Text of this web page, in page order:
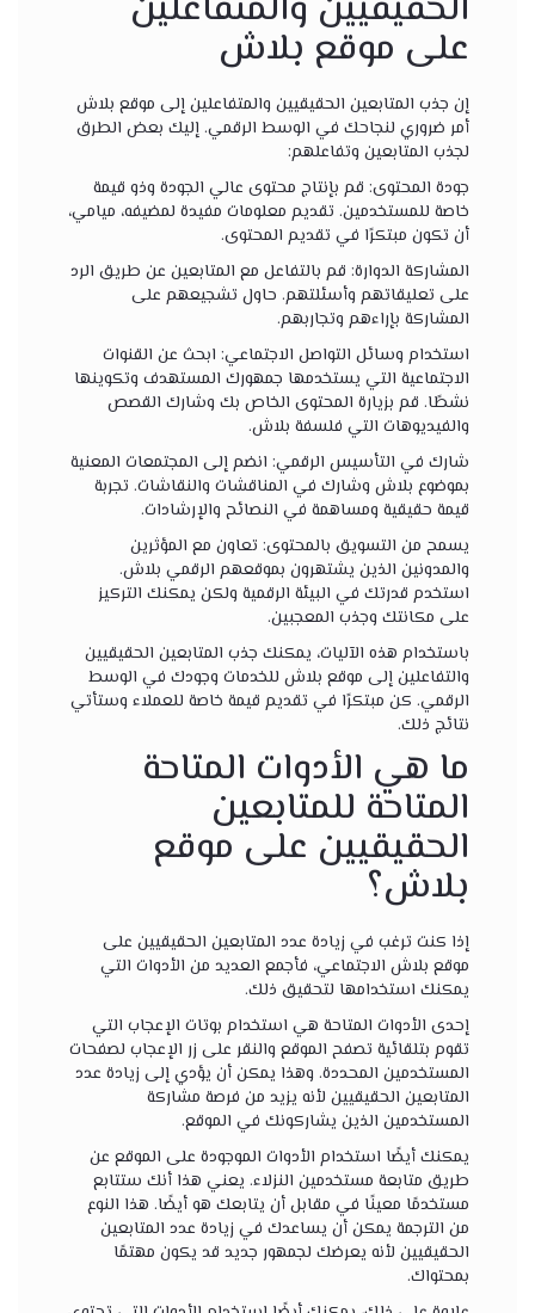
على موقع بلاش
إن جذب المتابعين الحقيقيين والمتفاعلين إلى موقع بلاش
أمر ضروري لنجاحك في الوسط الرقمي. إليك بعض الطرق
لجذب المتابعين وتفاعلهم:
جودة المحتوى: قم بإنتاج محتوى عالي الجودة وذو قيمة
خاصة للمستخدمين. تقديم معلومات مفيدة لمضيفه، ميامي،
أن تكون مبتكرًا في تقديم المحتوى.
المشاركة الدوارة: قم بالتفاعل مع المتابعين عن طريق الرد
على تعليقاتهم وأسئلتهم. حاول تشجيعهم على
المشاركة بإراءهم وتجاربهم.
استخدام وسائل التواصل الاجتماعي: ابحث عن القنوات
الاجتماعية التي يستخدمها جمهورك المستهدف وتكوينها
نشطًا. قم بزيارة المحتوى الخاص بك وشارك القصص
والفيديوهات التي فلسفة بلاش.
شارك في التأسيس الرقمي: انضم إلى المجتمعات المعنية
بموضوع بلاش وشارك في المناقشات والنقاشات. تجربة
قيمة حقيقية ومساهمة في النصائح والإرشادات.
يسمح من التسويق بالمحتوى: تعاون مع المؤثرين
والمدونين الذين يشتهرون بموقعهم الرقمي بلاش.
استخدم قدرتك في البيئة الرقمية ولكن يمكنك التركيز
على مكانتك وجذب المعجبين.
باستخدام هذه الآليات، يمكنك جذب المتابعين الحقيقيين
والتفاعلين إلى موقع بلاش للخدمات وجودك في الوسط
الرقمي. كن مبتكرًا في تقديم قيمة خاصة للعملاء وستأتي
نتائج ذلك.
ما هي الأدوات المتاحة
المتاحة للمتابعين
الحقيقيين على موقع
بلاش؟
إذا كنت ترغب في زيادة عدد المتابعين الحقيقيين على
موقع بلاش الاجتماعي، فأجمع العديد من الأدوات التي
يمكنك استخدامها لتحقيق ذلك.
إحدى الأدوات المتاحة هي استخدام بوتات الإعجاب التي
تقوم بتلقائية تصفح الموقع والنقر على زر الإعجاب لصفحات
المستخدمين المحددة. وهذا يمكن أن يؤدي إلى زيادة عدد
المتابعين الحقيقيين لأنه يزيد من فرصة مشاركة
المستخدمين الذين يشاركونك في الموقع.
يمكنك أيضًا استخدام الأدوات الموجودة على الموقع عن
طريق متابعة مستخدمين النزلاء. يعني هذا أنك ستتابع
مستخدمًا معينًا في مقابل أن يتابعك هو أيضًا. هذا النوع
من الترجمة يمكن أن يساعدك في زيادة عدد المتابعين
الحقيقيين لأنه يعرضك لجمهور جديد قد يكون مهتمًا
بمحتواك.